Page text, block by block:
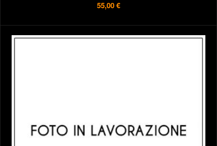
55,00 €